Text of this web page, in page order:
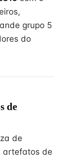
grupo 5
do
de
de
artefatos de